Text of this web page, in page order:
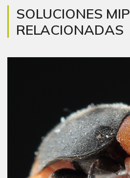
SOLUCIONES MIP
RELACIONADAS